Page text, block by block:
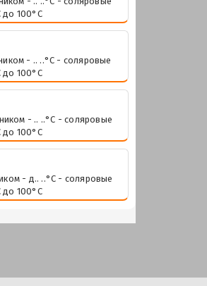
до 100°С
- .. ..°С - соляровые
до 100°С
- .. ..°С - соляровые
до 100°С
- д.. ..°С - соляровые
до 100°С